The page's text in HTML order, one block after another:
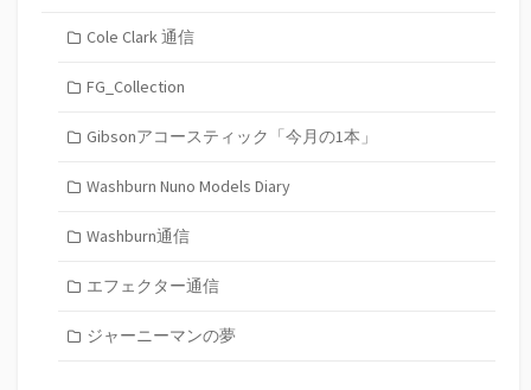
Cole Clark 通信
FG_Collection
Gibsonアコースティック「今月の1本」
Washburn Nuno Models Diary
Washburn通信
エフェクター通信
ジャーニーマンの夢